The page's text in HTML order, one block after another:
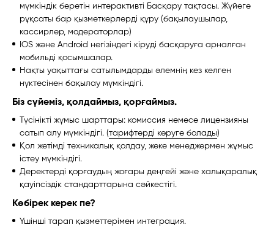
мүмкіндік беретін интерактивті Басқару тақтасы. Жүйеге
рұқсаты бар қызметкерлерді құру (бақылаушылар,
кассирлер, модераторлар)
IOS және Android негізіндегі кіруді басқаруға арналған
мобильді қосымшалар.
Нақты уақыттағы сатылымдарды әлемнің кез келген
нүктесінен бақылау мүмкіндігі.
Біз сүйеміз, қолдаймыз, қорғаймыз.
Түсінікті жұмыс шарттары: комиссия немесе лицензияны
сатып алу мүмкіндігі. (тарифтерді көруге болады)
Қол жетімді техникалық қолдау, жеке менеджермен жұмыс
істеу мүмкіндігі.
Деректерді қорғаудың жоғары деңгейі және халықаралық
қауіпсіздік стандарттарына сәйкестігі.
Көбірек керек пе?
Үшінші тарап қызметтерімен интеграция.